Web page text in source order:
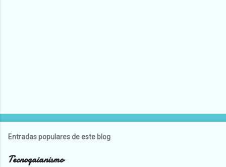
Entradas populares de este blog
Tecnogaianismo